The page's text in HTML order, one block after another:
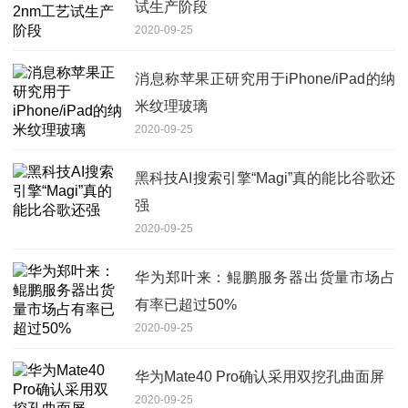
试生产阶段
2020-09-25
消息称苹果正研究用于iPhone/iPad的纳
米纹理玻璃
2020-09-25
黑科技AI搜索引擎“Magi”真的能比谷歌还
强
2020-09-25
华为郑叶来：鲲鹏服务器出货量市场占
有率已超过50%
2020-09-25
华为Mate40 Pro确认采用双挖孔曲面屏
2020-09-25